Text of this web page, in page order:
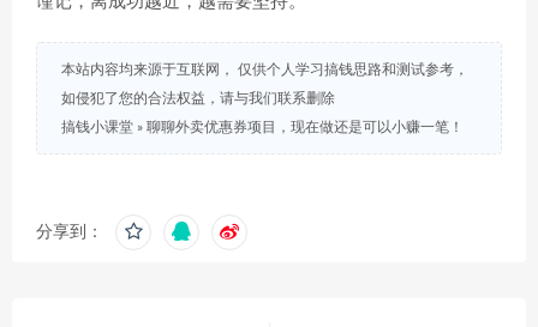
本站内容均来源于互联网， 仅供个人学习搞钱思路和测试参考，
如侵犯了您的合法权益，请与我们联系删除
搞钱小课堂 » 聊聊外卖优惠券项目，现在做还是可以小赚一笔！
分享到：